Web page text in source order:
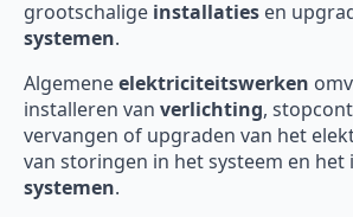
grootschalige installaties en
systemen.
Algemeneelektriciteitswerken
installeren van verlichting,
vervangen of upgraden van het
van storingen in het systeem en het
systemen.